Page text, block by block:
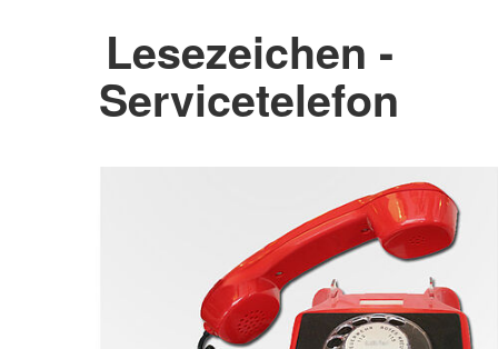
Lesezeichen -
Servicetelefon